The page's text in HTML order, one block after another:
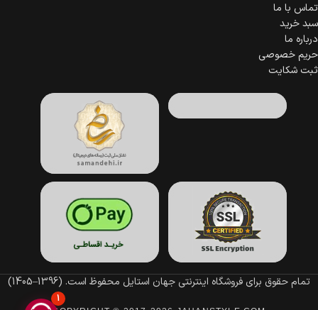
تماس با ما
سبد خرید
درباره ما
حریم خصوصی
ثبت شکایت
تمام حقوق برای فروشگاه اینترنتی جهان استایل محفوظ است. (1396–1405)
1